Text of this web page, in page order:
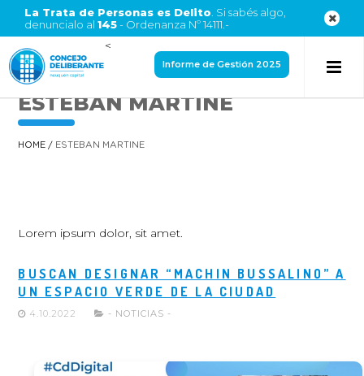
La Trata de Personas es Delito . Si sabés algo,
denuncialo al 145- Ordenanza Nº 14111.-
<
Informe de Gestión 2025
ESTEBAN MARTINE
HOME / ESTEBAN MARTINE
Lorem ipsum dolor, sit amet.
BUSCAN DESIGNAR “MACHIN BUSSALINO” A
UN ESPACIO VERDE DE LA CIUDAD
4.10.2022 - NOTICIAS -